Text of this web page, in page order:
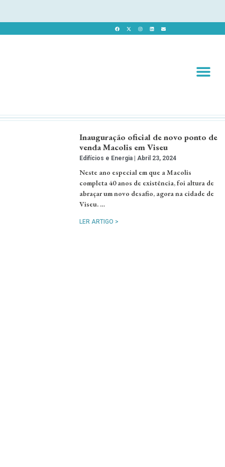
Inauguração oficial de novo ponto de
venda Macolis em Viseu
Edifícios e Energia Abril 23, 2024
Neste ano especial em que a Macolis
completa 40 anos de existência, foi altura de
abraçar um novo desafio, agora na cidade de
Viseu. …
LER ARTIGO >